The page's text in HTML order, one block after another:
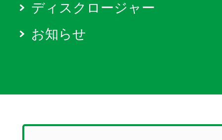
ディスクロージャー
お知らせ